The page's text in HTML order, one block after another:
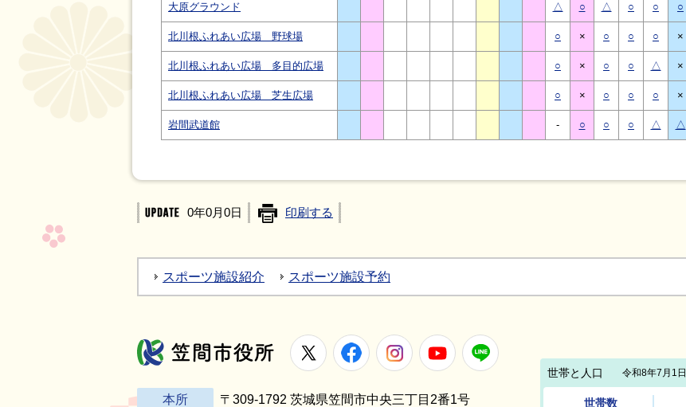
大原グラウンド △ ○ △ ○ ○ ○
北川根ふれあい広場 野球場 ○ × ○ ○ ○ ×
北川根ふれあい広場 多目的広場 ○ × ○ ○ △ ×
北川根ふれあい広場 芝生広場 ○ × ○ ○ ○ ×
岩間武道館 - ○ ○ ○ △ △
0年0月0日 印刷する
スポーツ施設紹介 スポーツ施設予約
笠間市役所
X FacebookInstagramYoutube
本所 〒309-1792 茨城県笠間市中央三丁目2番1号